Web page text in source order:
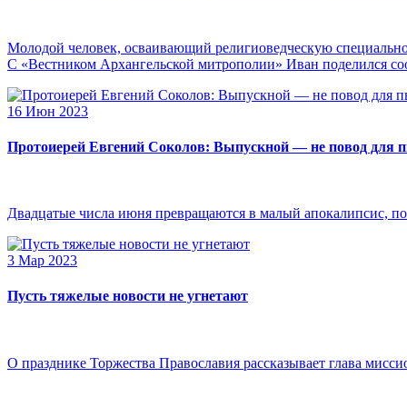
Молодой человек, осваивающий религиоведческую
С «Вестником Архангельской митрополии» Иван поделился
16 Июн 2023
Протоиерей Евгений Соколов: Выпускной — не повод для
Двадцатые числа июня превращаются в малый апокалипсис,
3 Мар 2023
Пусть тяжелые новости не угнетают
О празднике Торжества Православия рассказывает глава